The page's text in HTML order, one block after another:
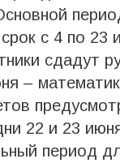
с 4 по 23
сдадут
–
22 и 23
период